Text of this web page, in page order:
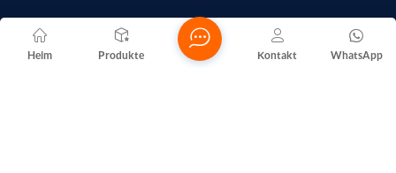
Heim Produkte WhatsApp
Kontakt